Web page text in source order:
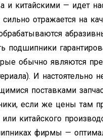
и китайскими — идет
сильно отражается на
подшипники
обычно являются
И настоятельно
поставками
если же цены там
китайского
фирмы —